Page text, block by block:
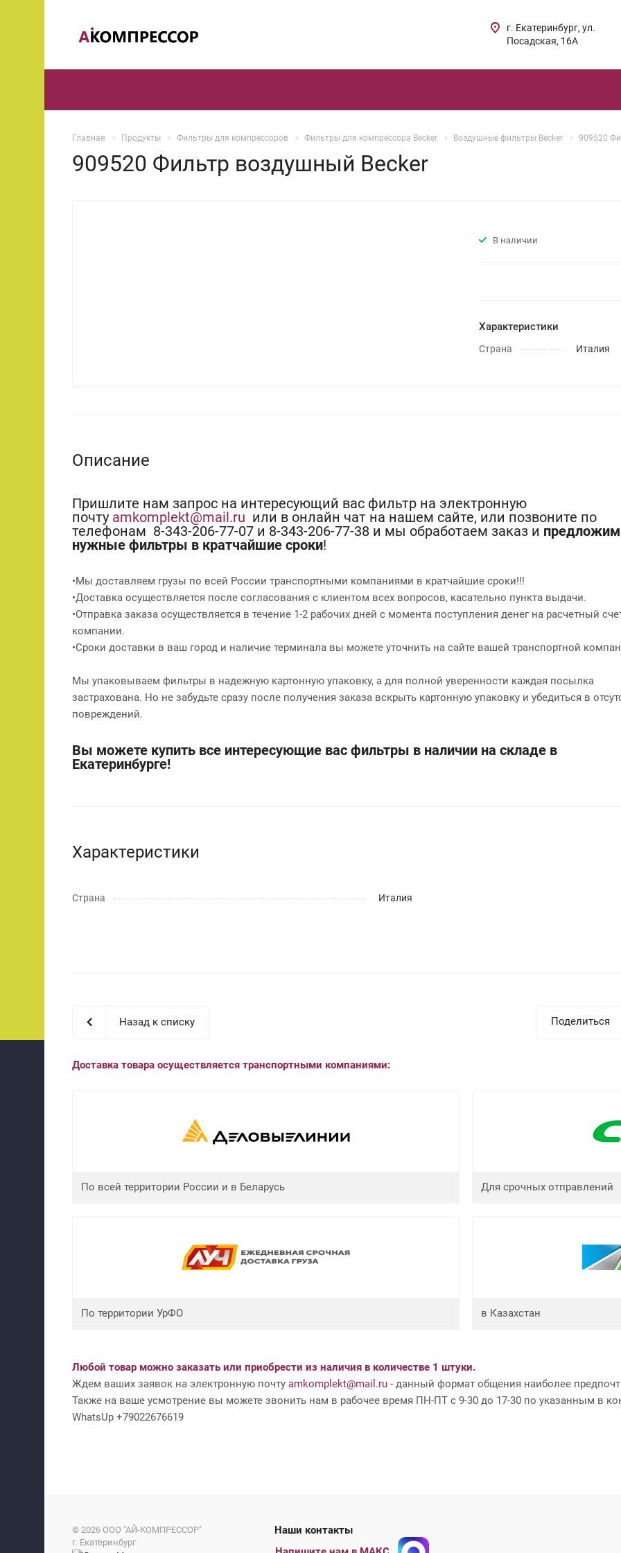
г. Екатеринбург, ул.
Посадская, 16А
Главная Продукты Фильтры для компрессоров Фильтры для компрессора Becker Воздушные фильтры Becker 909520
909520 Фильтр воздушный Becker
В наличии
Характеристики
Страна Италия
Описание
Пришлите нам запрос на интересующий вас фильтр на электронную
почту amkomplekt@mail.ru или в онлайн чат на нашем сайте, или позвоните по
телефонам 8-343-206-77-07 и 8-343-206-77-38 и мы обработаем заказ и
нужные фильтры в кратчайшие сроки!
•Мы доставляем грузы по всей России транспортными компаниями в кратчайшие сроки!!!
•Доставка осуществляется после согласования с клиентом всех вопросов, касательно пункта выдачи.
•Отправка заказа осуществляется в течение 1-2 рабочих дней с момента поступления денег на расчетный
компании.
•Сроки доставки в ваш город и наличие терминала вы можете уточнить на сайте вашей транспортной
Мы упаковываем фильтры в надежную картонную упаковку, а для полной уверенности каждая посылка
застрахована. Но не забудьте сразу после получения заказа вскрыть картонную упаковку и убедиться в
повреждений.
Вы можете купить все интересующие вас фильтры в наличии на складе в
Екатеринбурге!
Характеристики
Страна Италия
Поделиться
Назад к списку
Доставка товара осуществляется транспортными компаниями:
По всей территории России и в Беларусь Для срочных отправлений
По территории УрФО в Казахстан
Любой товар можно заказать или приобрести из наличия в количестве 1 штуки.
Ждем ваших заявок на электронную почту amkomplekt@mail.ru - данный формат общения наиболее
Также на ваше усмотрение вы можете звонить нам в рабочее время ПН-ПТ с 9-30 до 17-30 по указанным в
WhatsUp +79022676619
© 2026 ООО "АЙ-КОМПРЕССОР"
г. Екатеринбург
Наши контакты